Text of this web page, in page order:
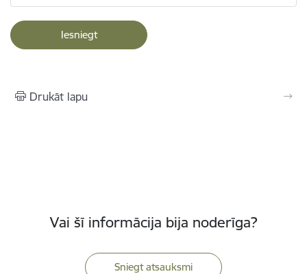
Drukāt lapu
Vai šī informācija bija noderīga?
Sniegt atsauksmi